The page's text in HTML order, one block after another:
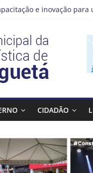
e inovação
de Guaratinguetá
realizará
CIDADÃO